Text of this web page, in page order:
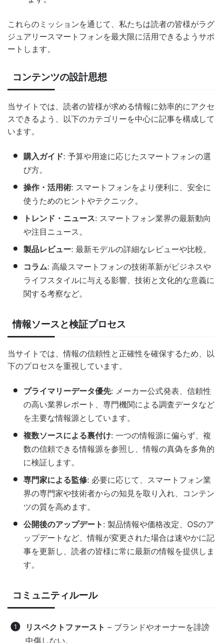
これらのミッションを通じて、私たちは読者の皆様がラグ
ジュアリースマートフォンを最大限に活用できるようサポ
ートします。
コンテンツの設計思想
当サイトでは、読者の皆様が求める情報に効率的にアクセ
スできるよう、以下のカテゴリーを中心に記事を構成して
います。
購入ガイド: 予算や用途に応じたスマートフォンの選
び方。
操作・活用術: スマートフォンをより便利に、安全に
使うためのヒントやテクニック。
トレンド・ニュース: スマートフォン業界の最新動向
や注目ニュース。
製品レビュー: 最新モデルの詳細なレビューや比較。
コラム: 高級スマートフォンの技術革新がビジネスや
ライフスタイルに与える影響、技術と文化的な意義に
関する考察など。
情報ソースと検証プロセス
当サイトでは、情報の信頼性と正確性を確保するため、以
下のプロセスを重視しています。
プライマリーデータ優先: メーカー公式発表、信頼性
の高い業界レポート、専門機関による調査データなど
を主要な情報源としています。
複数ソースによる裏付け: 一つの情報源に偏らず、複
数の信頼できる情報源を参照し、情報の真偽を多角的
に検証します。
専門家による監修: 必要に応じて、スマートフォン業
界の専門家や技術者からの知見を取り入れ、コンテン
ツの質を高めます。
公開後のアップデート : 製品情報や価格改定、OSのア
ップデートなど、情報が変更された場合は速やかに記
事を更新し、読者の皆様に常に最新の情報を提供しま
す。
コミュニティルール
リスペクトファースト – ブランドやオーナーを誹謗
中傷しない。